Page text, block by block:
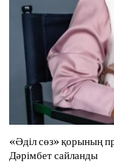
«Әділ сөз» қорының
Дәрімбет сайланды